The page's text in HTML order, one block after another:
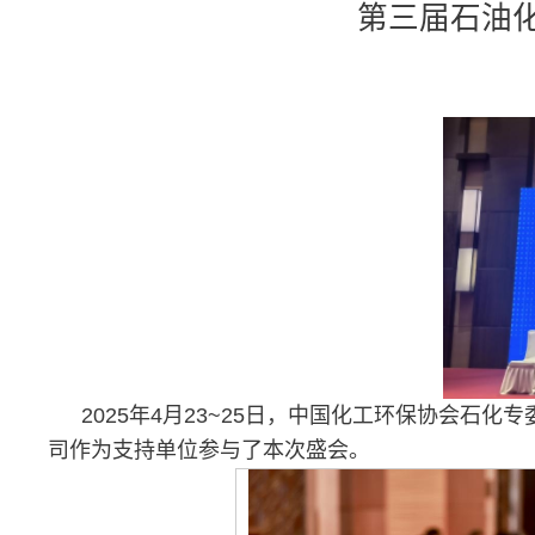
第三届石油
2025年4月23~25日，中国化工环保协会石化
司作为支持单位参与了本次盛会。